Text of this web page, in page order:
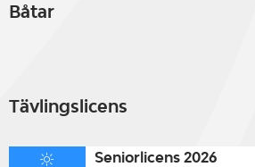
Båtar
Tävlingslicens
Seniorlicens 2026